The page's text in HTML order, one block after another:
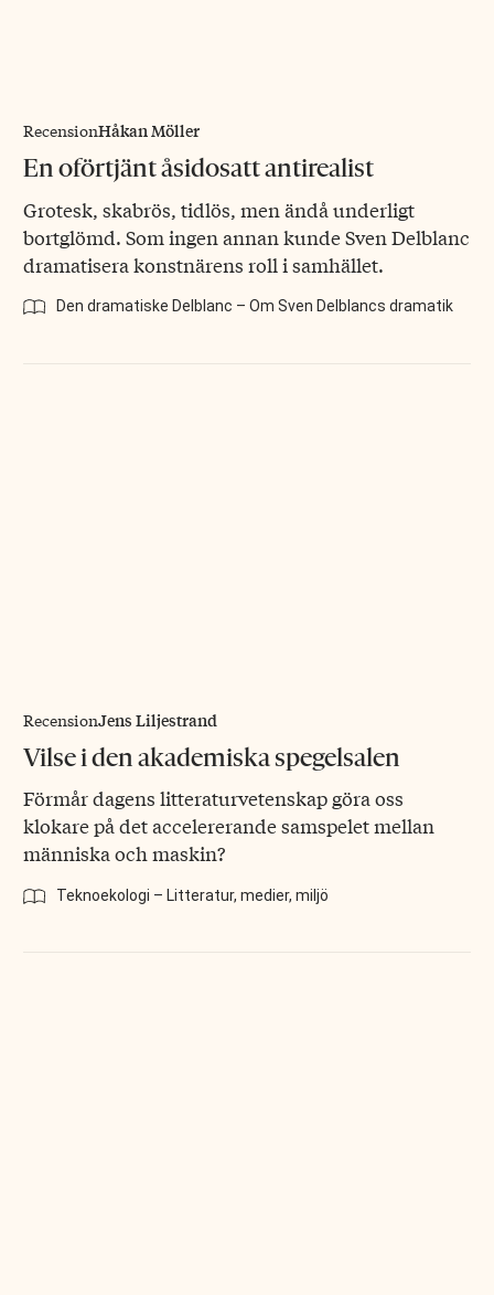
RecensionHåkan Möller
En oförtjänt åsidosatt antirealist
Grotesk, skabrös, tidlös, men ändå underligt
bortglömd. Som ingen annan kunde Sven Delblanc
dramatisera konstnärens roll i samhället.
Den dramatiske Delblanc – Om Sven Delblancs dramatik
RecensionJens Liljestrand
Vilse i den akademiska spegelsalen
Förmår dagens litteraturvetenskap göra oss
klokare på det accelererande samspelet mellan
människa och maskin?
Teknoekologi – Litteratur, medier, miljö